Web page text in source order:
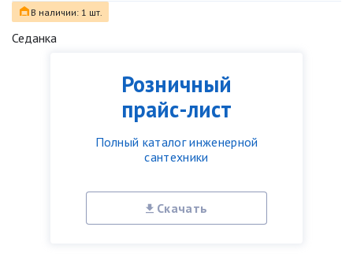
Розничный
прайс-лист
Полный каталог инженерной
сантехники
Скачать
В наличии: 1 шт.
Седанка